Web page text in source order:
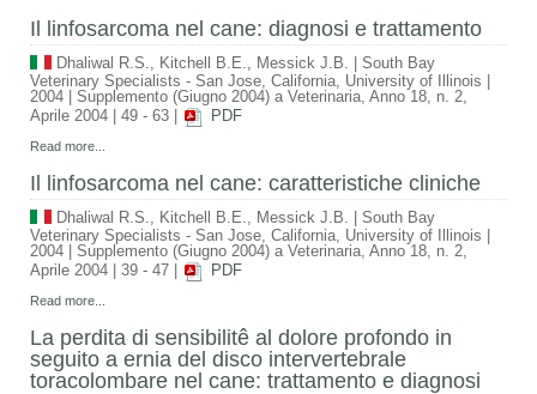
Il linfosarcoma nel cane: diagnosi e trattamento
Dhaliwal R.S., Kitchell B.E., Messick J.B.
South Bay
Veterinary Specialists - San Jose, California, University of Illinois
2004
Supplemento (Giugno 2004) a Veterinaria, Anno 18, n. 2,
Aprile 2004
49 - 63 PDF
Read more...
Il linfosarcoma nel cane: caratteristiche cliniche
Dhaliwal R.S., Kitchell B.E., Messick J.B.
South Bay
Veterinary Specialists - San Jose, California, University of Illinois
2004
Supplemento (Giugno 2004) a Veterinaria, Anno 18, n. 2,
Aprile 2004
39 - 47 PDF
Read more...
La perdita di sensibilitê al dolore profondo in
seguito a ernia del disco intervertebrale
toracolombare nel cane: trattamento e diagnosi